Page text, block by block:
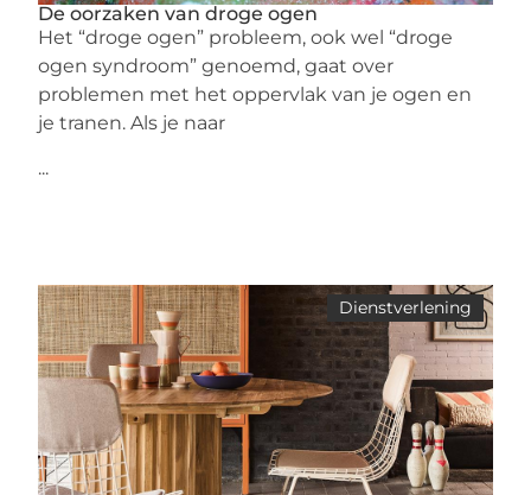
De oorzaken van droge ogen
Het “droge ogen” probleem, ook wel “droge
ogen syndroom” genoemd, gaat over
problemen met het oppervlak van je ogen en
je tranen. Als je naar
...
Dienstverlening